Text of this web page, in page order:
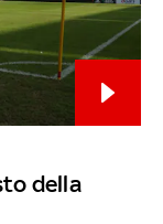
della